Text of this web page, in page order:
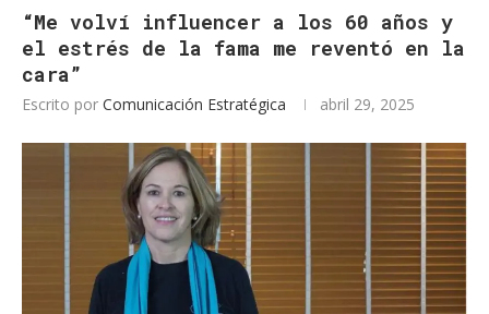
“Me volví influencer a los 60 años y
el estrés de la fama me reventó en la
cara”
Escrito por Comunicación Estratégica abril 29, 2025